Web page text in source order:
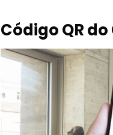
Código QR